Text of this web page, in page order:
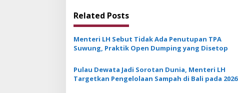
t
n
a
i
Related Posts
Menteri LH Sebut Tidak Ada Penutupan TPA
Suwung, Praktik Open Dumping yang Disetop
Pulau Dewata Jadi Sorotan Dunia, Menteri LH
Targetkan Pengelolaan Sampah di Bali pada 2026